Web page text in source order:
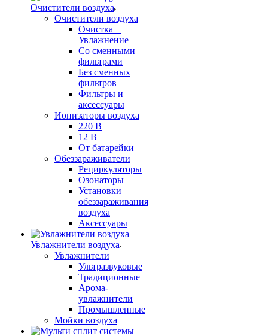
Очистители воздуха
Очистители воздуха
Очистка +
Увлажнение
Cо сменными
фильтрами
Без сменных
фильтров
Фильтры и
аксессуары
Ионизаторы воздуха
220 В
12 В
От батарейки
Обеззараживатели
Рециркуляторы
Озонаторы
Установки
обеззараживания
воздуха
Аксессуары
Увлажнители воздуха
Увлажнители
Ультразвуковые
Традиционные
Арома-
увлажнители
Промышленные
Мойки воздуха